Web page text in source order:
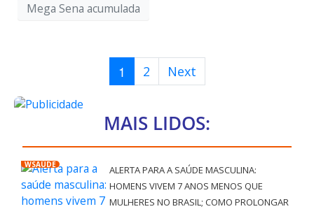
Mega Sena acumulada
1 2 Next
MAIS LIDOS:
WSAÚDE
ALERTA PARA A SAÚDE MASCULINA:
HOMENS VIVEM 7 ANOS MENOS QUE
MULHERES NO BRASIL; COMO PROLONGAR